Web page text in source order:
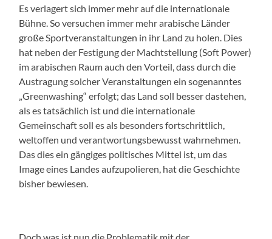
Es verlagert sich immer mehr auf die internationale
Bühne. So versuchen immer mehr arabische Länder
große Sportveranstaltungen in ihr Land zu holen. Dies
hat neben der Festigung der Machtstellung (Soft Power)
im arabischen Raum auch den Vorteil, dass durch die
Austragung solcher Veranstaltungen ein sogenanntes
„Greenwashing“ erfolgt; das Land soll besser dastehen,
als es tatsächlich ist und die internationale
Gemeinschaft soll es als besonders fortschrittlich,
weltoffen und verantwortungsbewusst wahrnehmen.
Das dies ein gängiges politisches Mittel ist, um das
Image eines Landes aufzupolieren, hat die Geschichte
bisher bewiesen.